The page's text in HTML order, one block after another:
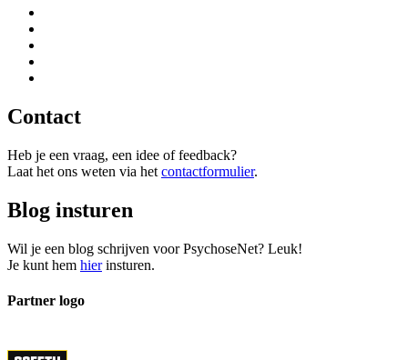
Contact
Heb je een vraag, een idee of feedback?
Laat het ons weten via het contactformulier.
Blog insturen
Wil je een blog schrijven voor PsychoseNet? Leuk!
Je kunt hem hierinsturen.
Partner logo